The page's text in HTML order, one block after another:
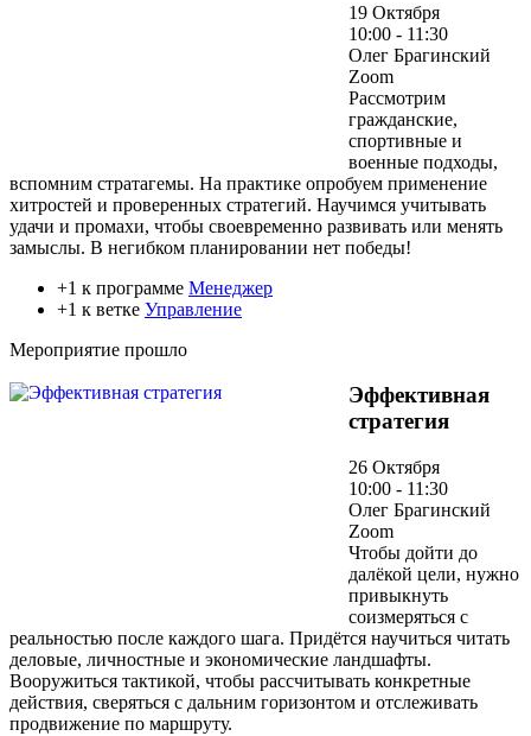
19 Октября
10:00 - 11:30
Олег Брагинский
Zoom
Рассмотрим
гражданские,
спортивные и
военные подходы,
вспомним стратагемы. На практике опробуем применение
хитростей и проверенных стратегий. Научимся учитывать
удачи и промахи, чтобы своевременно развивать или менять
замыслы. В негибком планировании нет победы!
+1 к программе Менеджер
+1 к ветке Управление
Мероприятие прошло
Эффективная
стратегия
26 Октября
10:00 - 11:30
Олег Брагинский
Zoom
Чтобы дойти до
далёкой цели, нужно
привыкнуть
соизмеряться с
реальностью после каждого шага. Придётся научиться читать
деловые, личностные и экономические ландшафты.
Вооружиться тактикой, чтобы рассчитывать конкретные
действия, сверяться с дальним горизонтом и отслеживать
продвижение по маршруту.